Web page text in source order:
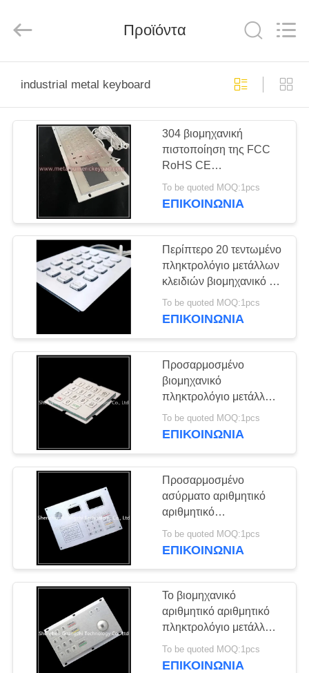
ΠΡΟΪΌΝΤΑ
ΠΕΡΊΠΟΥ
ΓΎΡΟΣ
ΕΡΓΟΣΤΑΣΊΩΝ
ΠΟΙΟΤΙΚΌΣ
ΈΛΕΓΧΟΣ
ΜΑΣ
ΜΕ
ΖΗΤΉΣΤΕ
ΈΝΑ
ΑΠΌΣΠΑΣΜΑ
SITEMAP
PRIVACY
POLICY
Rights
Προϊόντα
industrial metal keyboard
304 βιομηχανική
πιστοποίηση της FCC
RoHS CE
πληκτρολογίων
μετάλλων ανοξείδωτου
To be quoted MOQ:1pcs
ΕΠΙΚΟΙΝΩΝΊΑ
Περίπτερο 20 τεντωμένο
πληκτρολόγιο μετάλλων
κλειδιών βιομηχανικό με
τη διεπαφή USB
To be quoted MOQ:1pcs
ΕΠΙΚΟΙΝΩΝΊΑ
Προσαρμοσμένο
βιομηχανικό
πληκτρολόγιο μετάλλων
για τη λειτουργία
εξοπλισμού μηχανών
To be quoted MOQ:1pcs
ΕΠΙΚΟΙΝΩΝΊΑ
Προσαρμοσμένο
ασύρματο αριθμητικό
αριθμητικό
πληκτρολόγιο, σφράγιση
σταθερό βιομηχανικό
To be quoted MOQ:1pcs
ΕΠΙΚΟΙΝΩΝΊΑ
Το βιομηχανικό
αριθμητικό αριθμητικό
πληκτρολόγιο μετάλλων
με Trackball μολύνει
ανθεκτικό
To be quoted MOQ:1pcs
ΕΠΙΚΟΙΝΩΝΊΑ